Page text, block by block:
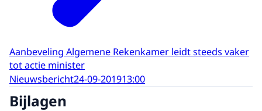
Aanbeveling Algemene Rekenkamer leidt steeds vaker
tot actie minister
Nieuwsbericht24-09-201913:00
Bijlagen